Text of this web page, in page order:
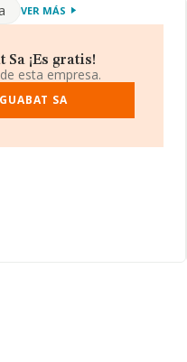
a los niveles de
Se encuentran
y Remani Asociados
compañías
Auto S.L. En el ranking
puesto 115.545 al
las compañías que se
VER MÁS
¡Es gratis!
esta empresa.
SA